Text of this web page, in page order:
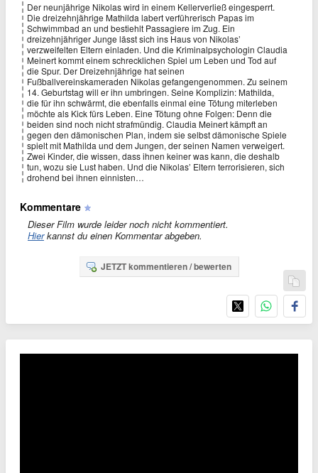
Der neunjährige Nikolas wird in einem Kellerverließ eingesperrt.
Die dreizehnjährige Mathilda labert verführerisch Papas im
Schwimmbad an und bestiehlt Passagiere im Zug. Ein
dreizehnjähriger Junge lässt sich ins Haus von Nikolas’
verzweifelten Eltern einladen. Und die Kriminalpsychologin Claudia
Meinert kommt einem schrecklichen Spiel um Leben und Tod auf
die Spur. Der Dreizehnjährige hat seinen
Fußballvereinskameraden Nikolas gefangengenommen. Zu seinem
14. Geburtstag will er ihn umbringen. Seine Komplizin: Mathilda,
die für ihn schwärmt, die ebenfalls einmal eine Tötung miterleben
möchte als Kick fürs Leben. Eine Tötung ohne Folgen: Denn die
beiden sind noch nicht strafmündig. Claudia Meinert kämpft an
gegen den dämonischen Plan, indem sie selbst dämonische Spiele
spielt mit Mathilda und dem Jungen, der seinen Namen verweigert.
Zwei Kinder, die wissen, dass ihnen keiner was kann, die deshalb
tun, wozu sie Lust haben. Und die Nikolas’ Eltern terrorisieren, sich
drohend bei ihnen einnisten…
Kommentare
Dieser Film wurde leider noch nicht kommentiert.
Hierkannst du einen Kommentar abgeben.
JETZT kommentieren / bewerten